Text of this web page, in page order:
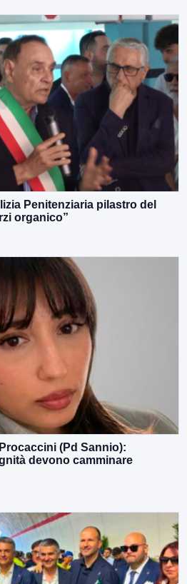
Penitenziaria pilastro del
organico”
(Pd Sannio):
devono camminare